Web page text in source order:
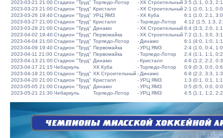
2023-03-21 21:00Стадион "Труд" Торпедо-Лотор -ХК Строительный 3:5 (1:1, 0:3,
2023-03-23 21:00Стадион "Труд" Кристалл -ХК Строительный 2:1 (1:0, 1:1,
2023-03-26 19:40Стадион "Труд" УРЦ ЯМЗ -ХК Куба
6:1 (1:0, 2:1,
2023-03-27 21:00Стадион "Труд" Кристалл -Торпедо-Лотор
4:12 (1:5, 1:3,
2023-03-28 21:00Стадион "Труд" Динамо -ХК Строительный 6:4 (3:3, 2:0,
2023-04-02 19:40Стадион "Труд" Первомайка -ХК Строительный 7:2 (1:1, 3:0,
2023-04-04 21:00Стадион "Труд" Торпедо-Лотор - Динамо
6:1 (4:0, 1:0,
2023-04-09 19:40Стадион "Труд" Первомайка -УРЦ ЯМЗ
2:4 (1:0, 0:4,
2023-04-11 21:00 Стадион "Труд" Первомайка -Торпедо-Лотор
2:4 (1:1, 1:1,
2023-04-13 21:00Стадион "Труд" Динамо -Кристалл
4:6 (1:2, 2:2,
2023-04-17 21:15 Чебаркуль ХК Куба -Торпедо-Лотор
0:9 (0:3, 0:0,
2023-04-18 21:00Стадион "Труд" ХК Строительный - Динамо
6:8 (2:2, 3:3,
2023-04-20 21:00Стадион "Труд" Кристалл -УРЦ ЯМЗ
1:3 (0:1, 0:1,
2023-05-05 21:00Стадион "Труд" Динамо -УРЦ ЯМЗ
0:5 (0:5, 0:0,
2023-05-21 21:30Чебаркуль Торпедо-Лотор -УРЦ ЯМЗ 4:5 (1:1, 1:2,